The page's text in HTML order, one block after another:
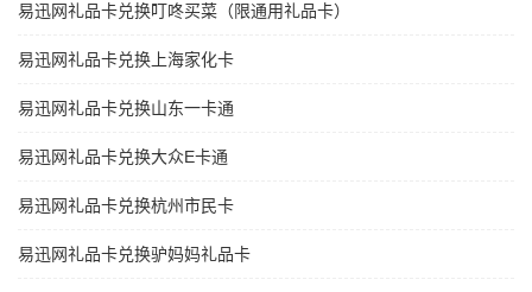
易迅网礼品卡兑换叮咚买菜（限通用礼品卡）
易迅网礼品卡兑换上海家化卡
易迅网礼品卡兑换山东一卡通
易迅网礼品卡兑换大众E卡通
易迅网礼品卡兑换杭州市民卡
易迅网礼品卡兑换驴妈妈礼品卡